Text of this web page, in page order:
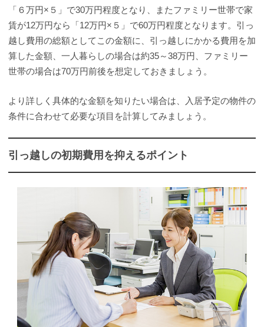
「６万円×５」で30万円程度となり、またファミリー世帯で家
賃が12万円なら「12万円×５」で60万円程度となります。引っ
越し費用の総額としてこの金額に、引っ越しにかかる費用を加
算した金額、一人暮らしの場合は約35～38万円、ファミリー
世帯の場合は70万円前後を想定しておきましょう。
より詳しく具体的な金額を知りたい場合は、入居予定の物件の
条件に合わせて必要な項目を計算してみましょう。
引っ越しの初期費用を抑えるポイント